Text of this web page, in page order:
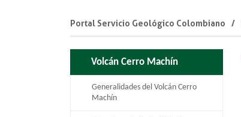
Portal Servicio Geológico Colombiano
Volcán Cerro Machín
Generalidades del Volcán Cerro
Machín